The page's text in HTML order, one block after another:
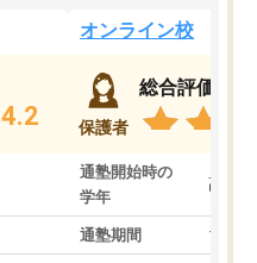
4.2
オンライン校
保護者
総合評価
通塾開始時の
学年
高3
通塾期間 1～3